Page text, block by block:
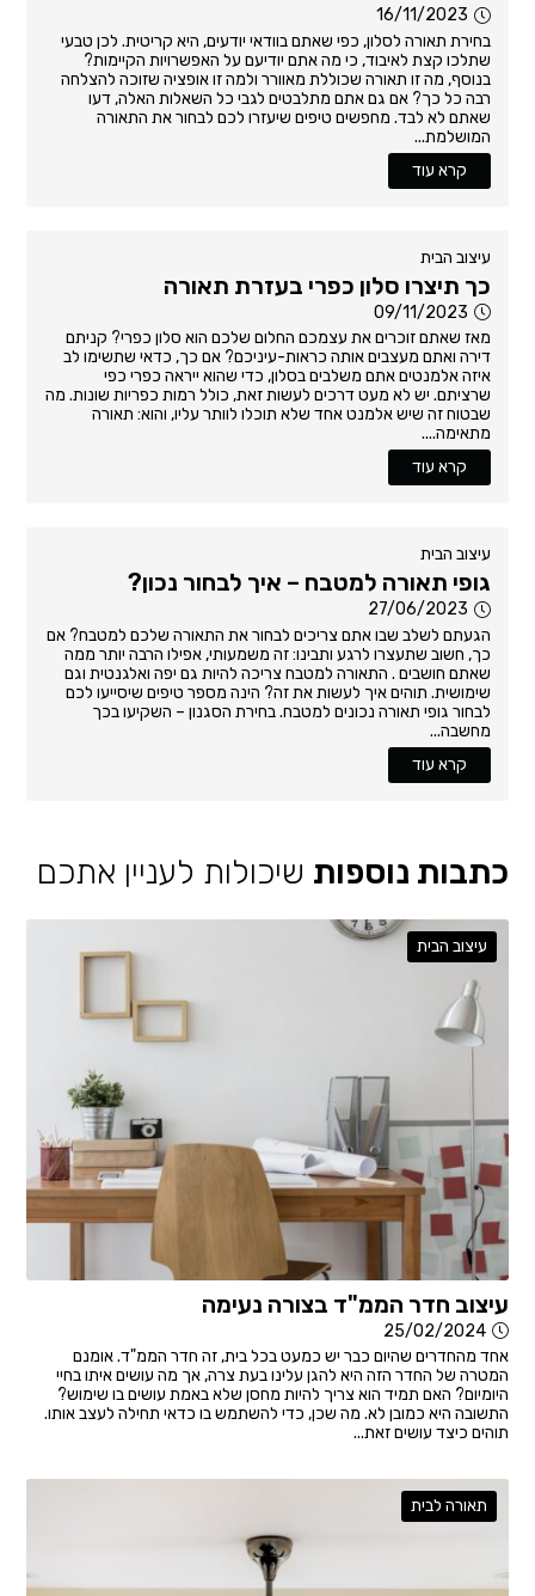
16/11/2023
בחירת תאורה לסלון, כפי שאתם בוודאי יודעים, היא קריטית. לכן טבעי
שתלכו קצת לאיבוד, כי מה אתם יודיעם על האפשרויות הקיימות?
בנוסף, מה זו תאורה שכוללת מאוורר ולמה זו אופציה שזוכה להצלחה
רבה כל כך? אם גם אתם מתלבטים לגבי כל השאלות האלה, דעו
שאתם לא לבד. מחפשים טיפים שיעזרו לכם לבחור את התאורה
המושלמת...
קרא עוד
עיצוב הבית
כך תיצרו סלון כפרי בעזרת תאורה
09/11/2023
מאז שאתם זוכרים את עצמכם החלום שלכם הוא סלון כפרי? קניתם
דירה ואתם מעצבים אותה כראות-עיניכם? אם כך, כדאי שתשימו לב
איזה אלמנטים אתם משלבים בסלון, כדי שהוא ייראה כפרי כפי
שרציתם. יש לא מעט דרכים לעשות זאת, כולל רמות כפריות שונות. מה
שבטוח זה שיש אלמנט אחד שלא תוכלו לוותר עליו, והוא: תאורה
מתאימה....
קרא עוד
עיצוב הבית
גופי תאורה למטבח – איך לבחור נכון?
27/06/2023
הגעתם לשלב שבו אתם צריכים לבחור את התאורה שלכם למטבח? אם
כך, חשוב שתעצרו לרגע ותבינו: זה משמעותי, אפילו הרבה יותר ממה
שאתם חושבים . התאורה למטבח צריכה להיות גם יפה ואלגנטית וגם
שימושית. תוהים איך לעשות את זה? הינה מספר טיפים שיסייעו לכם
לבחור גופי תאורה נכונים למטבח. בחירת הסגנון – השקיעו בכך
מחשבה...
קרא עוד
כתבות נוספות שיכולות לעניין אתכם
עיצוב הבית
עיצוב חדר הממ"ד בצורה נעימה
25/02/2024
אחד מהחדרים שהיום כבר יש כמעט בכל בית, זה חדר הממ"ד. אומנם
המטרה של החדר הזה היא להגן עלינו בעת צרה, אך מה עושים איתו בחיי
היומיום? האם תמיד הוא צריך להיות מחסן שלא באמת עושים בו שימוש?
התשובה היא כמובן לא. מה שכן, כדי להשתמש בו כדאי תחילה לעצב אותו.
תוהים כיצד עושים זאת...
תאורה לבית